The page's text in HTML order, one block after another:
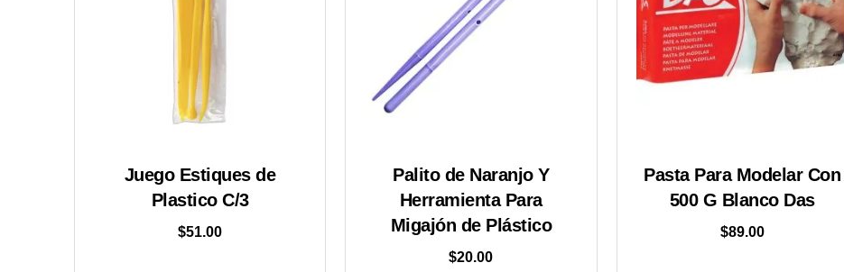
Juego Estiques de
Plastico C/3
$51.00
Palito de Naranjo Y
Herramienta Para
Migajón de Plástico
$20.00
Pasta Para Modelar Con
500 G Blanco Das
$89.00